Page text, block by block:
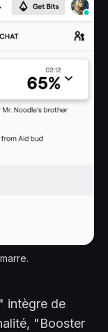
intègre de
"Booster